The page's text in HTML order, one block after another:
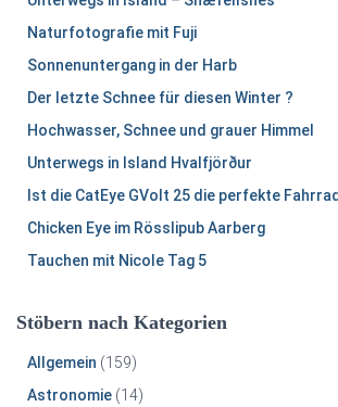
Naturfotografie mit Fuji
Sonnenuntergang in der Harb
Der letzte Schnee für diesen Winter ?
Hochwasser, Schnee und grauer Himmel
Unterwegs in Island Hvalfjörður
Ist die CatEye GVolt 25 die perfekte
Chicken Eye im Rösslipub Aarberg
Tauchen mit Nicole Tag 5
Stöbern nach Kategorien
Allgemein (159)
Astronomie (14)